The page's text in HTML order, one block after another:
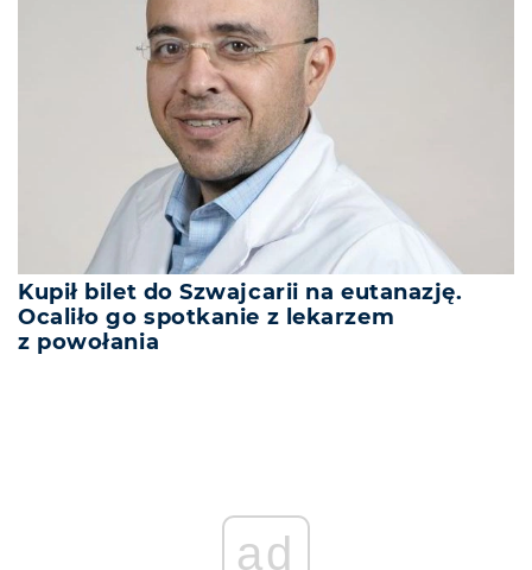
Kupił bilet do Szwajcarii na eutanazję.
Ocaliło go spotkanie z lekarzem
z powołania
ad